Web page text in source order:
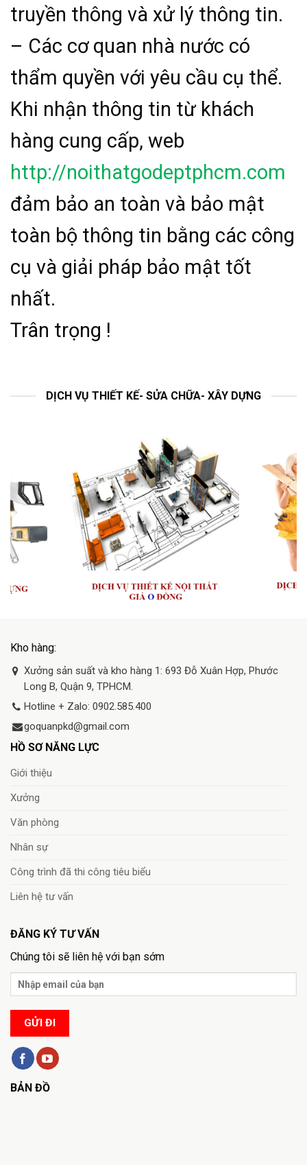
truyền thông và xử lý thông tin.
– Các cơ quan nhà nước có
thẩm quyền với yêu cầu cụ thể.
Khi nhận thông tin từ khách
hàng cung cấp, web
http://noithatgodeptphcm.com
đảm bảo an toàn và bảo mật
toàn bộ thông tin bằng các công
cụ và giải pháp bảo mật tốt
nhất.
Trân trọng !
DỊCH VỤ THIẾT KẾ- SỬA CHỮA- XÂY DỰNG
Kho hàng:
Xưởng sản suất và kho hàng 1: 693 Đỗ Xuân Hợp, Phước
Long B, Quận 9, TPHCM.
Hotline + Zalo: 0902.585.400
goquanpkd@gmail.com
HỒ SƠ NĂNG LỰC
Giới thiệu
Xưởng
Văn phòng
Nhân sự
Công trình đã thi công tiêu biểu
Liên hệ tư vấn
ĐĂNG KÝ TƯ VẤN
Chúng tôi sẽ liên hệ với bạn sớm
BẢN ĐỒ